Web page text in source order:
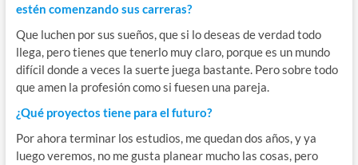
estén comenzando sus carreras?
Que luchen por sus sueños, que si lo deseas de verdad todo
llega, pero tienes que tenerlo muy claro, porque es un mundo
difícil donde a veces la suerte juega bastante. Pero sobre todo
que amen la profesión como si fuesen una pareja.
¿Qué proyectos tiene para el futuro?
Por ahora terminar los estudios, me quedan dos años, y ya
luego veremos, no me gusta planear mucho las cosas, pero